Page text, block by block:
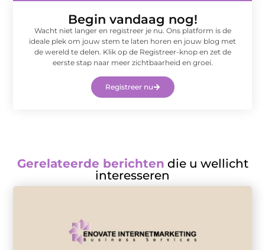
Begin vandaag nog!
Wacht niet langer en registreer je nu. Ons platform is de
ideale plek om jouw stem te laten horen en jouw blog met
de wereld te delen. Klik op de Registreer-knop en zet de
eerste stap naar meer zichtbaarheid en groei.
Registreer nu
Gerelateerde berichten die u wellicht
interesseren